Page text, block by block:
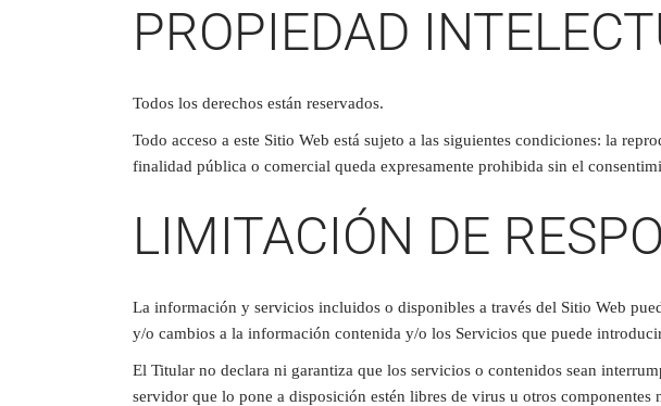
PROPIEDAD
Todos los derechos están reservados.
Todo acceso a este Sitio Web está sujeto a las siguientes condiciones: la
finalidad pública o comercial queda expresamente prohibida sin el
LIMITACIÓN DE
La información y servicios incluidos o disponibles a través del Sitio Web
y/o cambios a la información contenida y/o los Servicios que puede
El Titular no declara ni garantiza que los servicios o contenidos sean
servidor que lo pone a disposición estén libres de virus u otros